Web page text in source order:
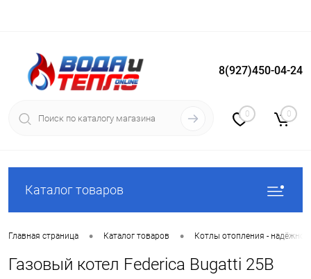
Вход Регистрация
8(927)450-04-24
0 0
Каталог товаров
Главная страница • Каталог товаров • Котлы отопления -
Газовый котел Federica Bugatti 25B